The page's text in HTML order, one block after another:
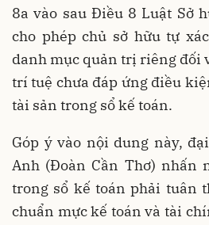
8a vào sau Điều 8 Luật Sở
cho phép chủ sở hữu tự
danh mục quản trị riêng đối
trí tuệ chưa đáp ứng điều
tài sản trong sổ kế toán.
Góp ý vào nội dung này,
Anh (Đoàn Cần Thơ) nhấn
trong sổ kế toán phải tuân
chuẩn mực kế toán và tài